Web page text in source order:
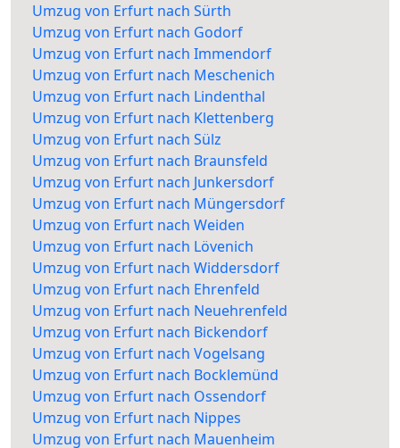
Umzug von Erfurt nach Sürth
Umzug von Erfurt nach Godorf
Umzug von Erfurt nach Immendorf
Umzug von Erfurt nach Meschenich
Umzug von Erfurt nach Lindenthal
Umzug von Erfurt nach Klettenberg
Umzug von Erfurt nach Sülz
Umzug von Erfurt nach Braunsfeld
Umzug von Erfurt nach Junkersdorf
Umzug von Erfurt nach Müngersdorf
Umzug von Erfurt nach Weiden
Umzug von Erfurt nach Lövenich
Umzug von Erfurt nach Widdersdorf
Umzug von Erfurt nach Ehrenfeld
Umzug von Erfurt nach Neuehrenfeld
Umzug von Erfurt nach Bickendorf
Umzug von Erfurt nach Vogelsang
Umzug von Erfurt nach Bocklemünd
Umzug von Erfurt nach Ossendorf
Umzug von Erfurt nach Nippes
Umzug von Erfurt nach Mauenheim